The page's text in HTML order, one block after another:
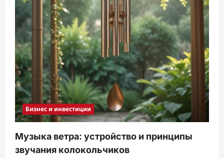
Бизнес и инвестиции
Музыка ветра: устройство и принципы
звучания колокольчиков